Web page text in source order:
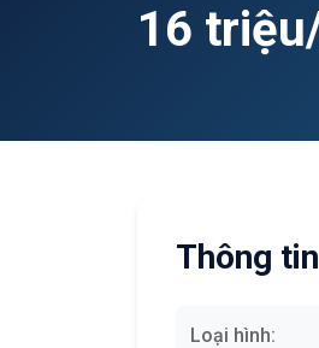
16
Thông
Loại hình: